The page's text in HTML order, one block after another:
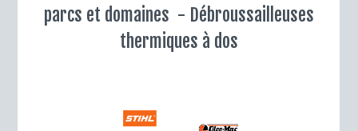
parcs et domaines - Débroussailleuses
thermiques à dos